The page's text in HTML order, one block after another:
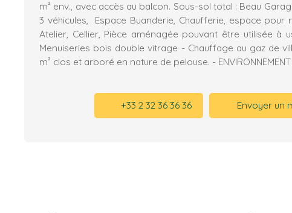
m² env., avec accès au balcon. Sous-sol total : Beau
3 véhicules, Espace Buanderie, Chaufferie, espace pour
Atelier, Cellier, Pièce aménagée pouvant être utilisée à
Menuiseries bois double vitrage - Chauffage au gaz de
m² clos et arboré en nature de pelouse. - ENVIRONNEMENT
+33 2 32 36 36 36 Envoyer un